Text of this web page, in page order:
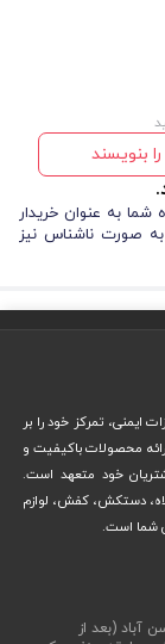
بنویسند
شما به عنوان خریدار
صورت ناشناس نیز
ایمنی، تمرکز خود را بر
محصولات باکیفیت و
خود متعهد است.
دستکش، کفش، لوازم
شما است.
آباد (بعد از